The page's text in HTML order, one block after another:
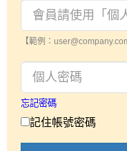
【範例：
忘記密碼
記住帳號密碼